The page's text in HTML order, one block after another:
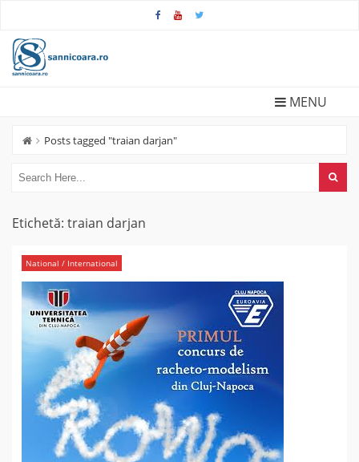
MENU
Posts tagged "traian darjan"
Etichetă: traian darjan
National / International